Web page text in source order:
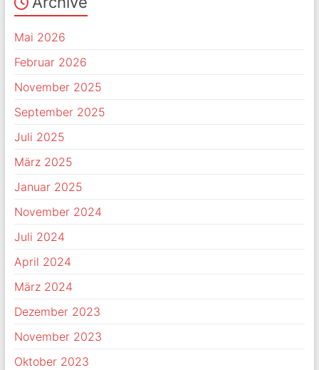
Mai 2026
Februar 2026
November 2025
September 2025
Juli 2025
März 2025
Januar 2025
November 2024
Juli 2024
April 2024
März 2024
Dezember 2023
November 2023
Oktober 2023